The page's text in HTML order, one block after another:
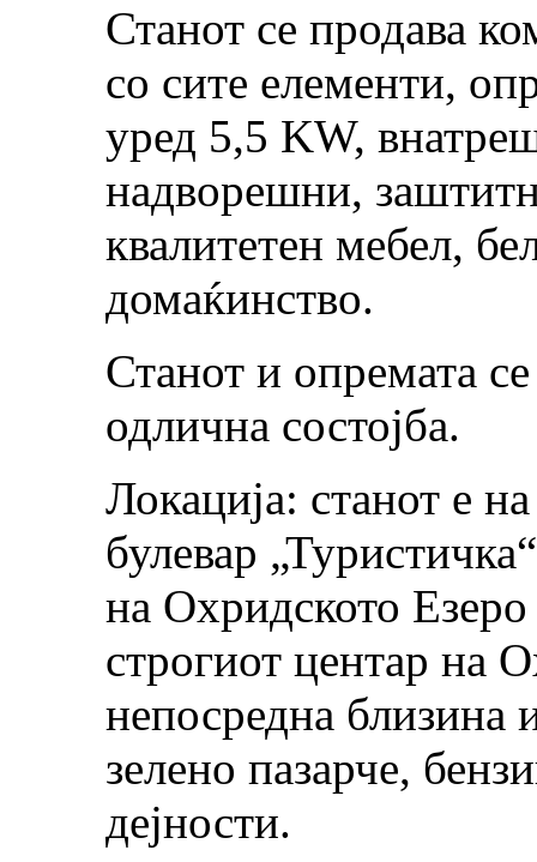
Станот се продава
со сите елементи,
уред 5,5 KW,
надворешни,
квалитетен мебел,
домаќинство.
Станот и опремата
одлична состојба.
Локација: станот е
булевар
на Охридското
строгиот центар на
непосредна близина
зелено пазарче,
дејности.